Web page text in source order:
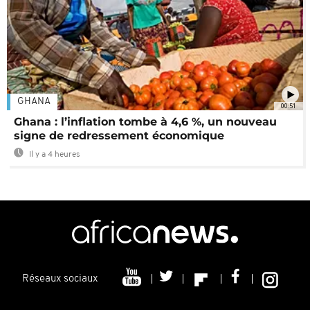
00:51
GHANA
Ghana : l’inflation tombe à 4,6 %, un nouveau
signe de redressement économique
Il y a 4 heures
Réseaux sociaux